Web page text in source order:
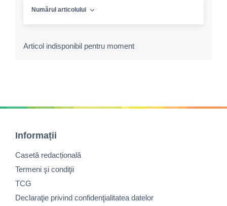
Numărul articolului
Articol indisponibil pentru moment
Informații
Casetă redacțională
Termeni şi condiţii
TCG
Declaraţie privind confidenţialitatea datelor